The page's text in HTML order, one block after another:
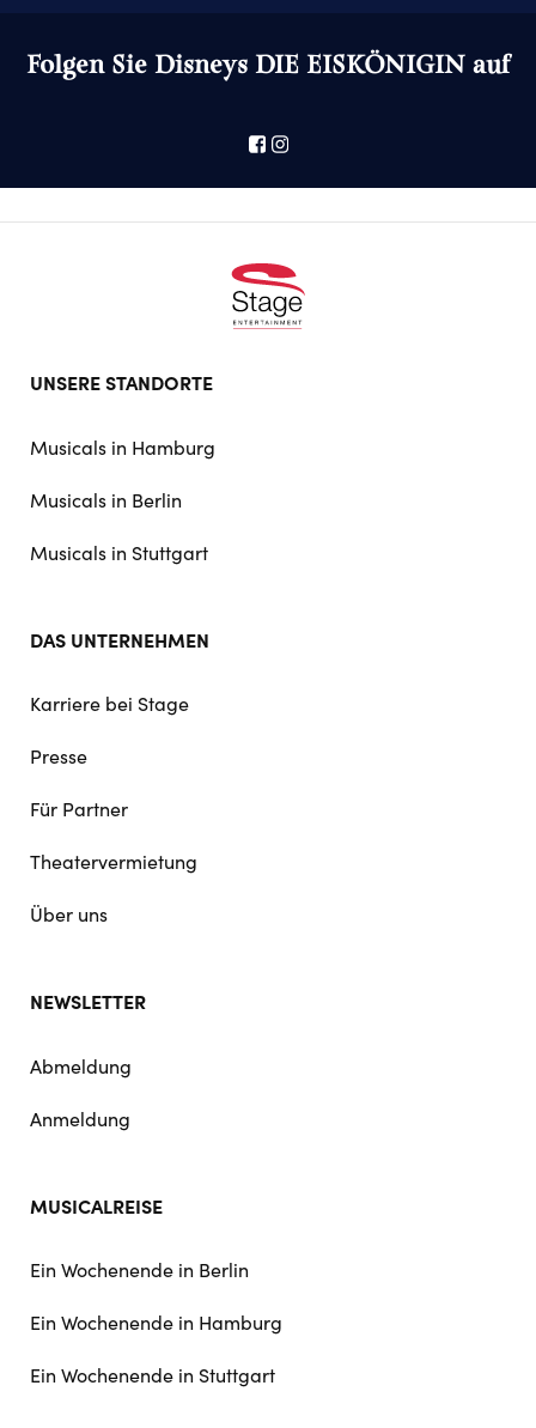
Folgen Sie Disneys DIE EISKÖNIGIN auf
UNSERE STANDORTE
Musicals in Hamburg
Musicals in Berlin
Musicals in Stuttgart
DAS UNTERNEHMEN
Karriere bei Stage
Presse
Für Partner
Theatervermietung
Über uns
NEWSLETTER
Abmeldung
Anmeldung
MUSICALREISE
Ein Wochenende in Berlin
Ein Wochenende in Hamburg
Ein Wochenende in Stuttgart